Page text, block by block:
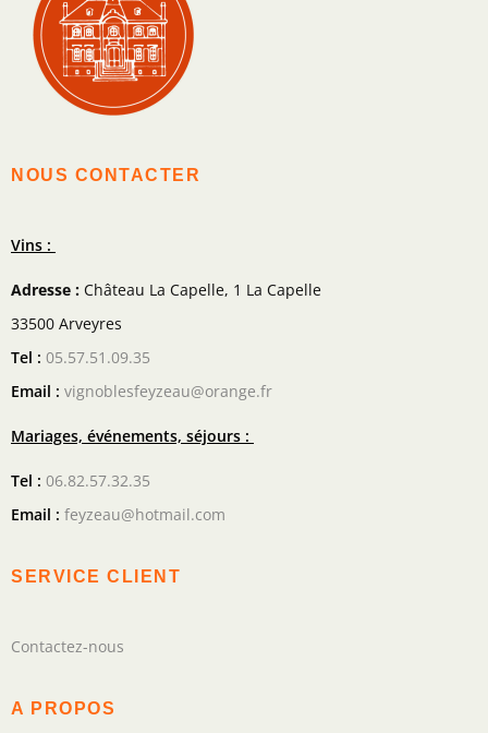
NOUS CONTACTER
Vins :
Adresse : Château La Capelle, 1 La Capelle
33500 Arveyres
Tel : 05.57.51.09.35
Email : vignoblesfeyzeau@orange.fr
Mariages, événements, séjours :
Tel : 06.82.57.32.35
Email : feyzeau@hotmail.com
SERVICE CLIENT
Contactez-nous
A PROPOS